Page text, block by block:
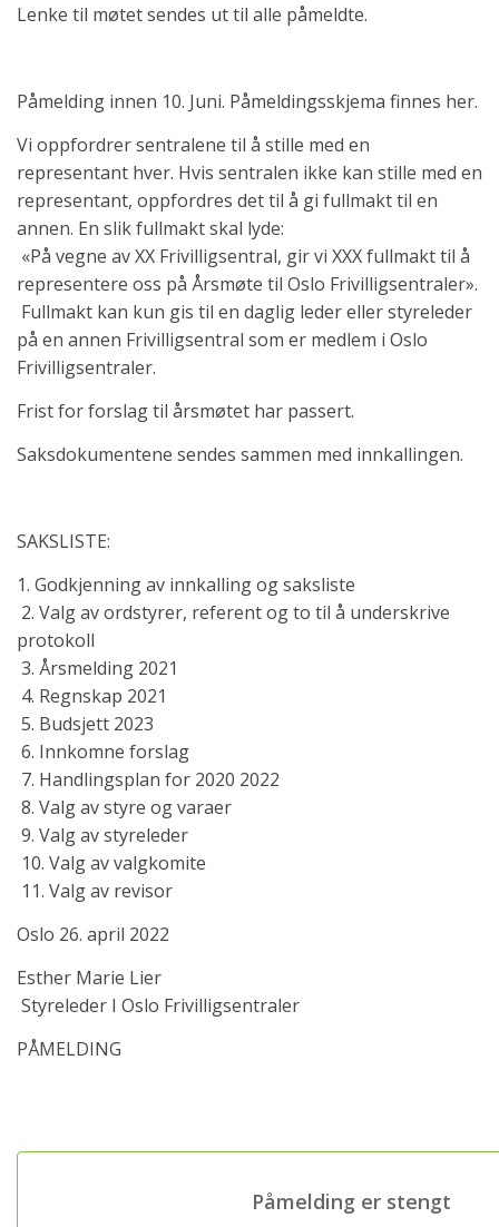
Lenke til møtet sendes ut til alle påmeldte.
Påmelding innen 10. Juni. Påmeldingsskjema finnes her.
Vi oppfordrer sentralene til å stille med en
representant hver. Hvis sentralen ikke kan stille med en
representant, oppfordres det til å gi fullmakt til en
annen. En slik fullmakt skal lyde:
«På vegne av XX Frivilligsentral, gir vi XXX fullmakt til å
representere oss på Årsmøte til Oslo Frivilligsentraler».
Fullmakt kan kun gis til en daglig leder eller styreleder
på en annen Frivilligsentral som er medlem i Oslo
Frivilligsentraler.
Frist for forslag til årsmøtet har passert.
Saksdokumentene sendes sammen med innkallingen.
SAKSLISTE:
1. Godkjenning av innkalling og saksliste
2. Valg av ordstyrer, referent og to til å underskrive
protokoll
3. Årsmelding 2021
4. Regnskap 2021
5. Budsjett 2023
6. Innkomne forslag
7. Handlingsplan for 2020 2022
8. Valg av styre og varaer
9. Valg av styreleder
10. Valg av valgkomite
11. Valg av revisor
Oslo 26. april 2022
Esther Marie Lier
Styreleder I Oslo Frivilligsentraler
PÅMELDING
Påmelding er stengt